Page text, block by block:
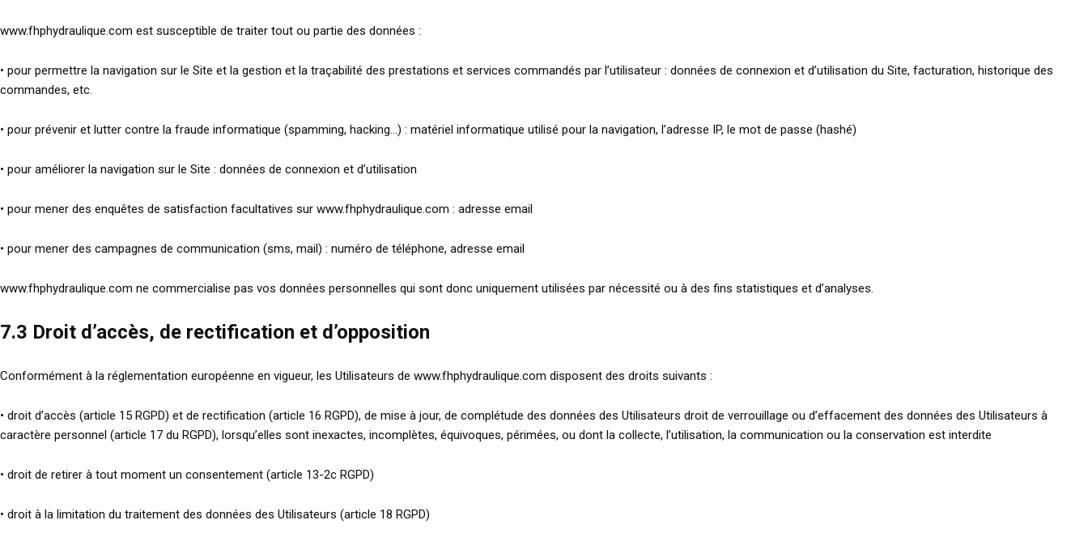
www.fhphydraulique.com est susceptible de traiter tout ou partie des données :
• pour permettre la navigation sur le Site et la gestion et la traçabilité des prestations et services commandés par l’utilisateur : données de connexion et d’utilisation du Site, facturation, historique des
commandes, etc.
• pour prévenir et lutter contre la fraude informatique (spamming, hacking…) : matériel informatique utilisé pour la navigation, l’adresse IP, le mot de passe (hashé)
• pour améliorer la navigation sur le Site : données de connexion et d’utilisation
• pour mener des enquêtes de satisfaction facultatives sur www.fhphydraulique.com : adresse email
• pour mener des campagnes de communication (sms, mail) : numéro de téléphone, adresse email
www.fhphydraulique.com ne commercialise pas vos données personnelles qui sont donc uniquement utilisées par nécessité ou à des fins statistiques et d’analyses.
7.3 Droit d’accès, de rectification et d’opposition
Conformément à la réglementation européenne en vigueur, les Utilisateurs de www.fhphydraulique.com disposent des droits suivants :
• droit d’accès (article 15 RGPD) et de rectification (article 16 RGPD), de mise à jour, de complétude des données des Utilisateurs droit de verrouillage ou d’effacement des données des Utilisateurs à
caractère personnel (article 17 du RGPD), lorsqu’elles sont inexactes, incomplètes, équivoques, périmées, ou dont la collecte, l’utilisation, la communication ou la conservation est interdite
• droit de retirer à tout moment un consentement (article 13-2c RGPD)
• droit à la limitation du traitement des données des Utilisateurs (article 18 RGPD)